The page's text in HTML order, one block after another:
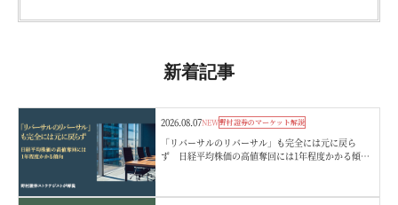
新着記事
2026.08.07NEW野村證券のマーケット解説
「リバーサルのリバーサル」も完全には元に戻ら
ず 日経平均株価の高値奪回には1年程度かかる傾